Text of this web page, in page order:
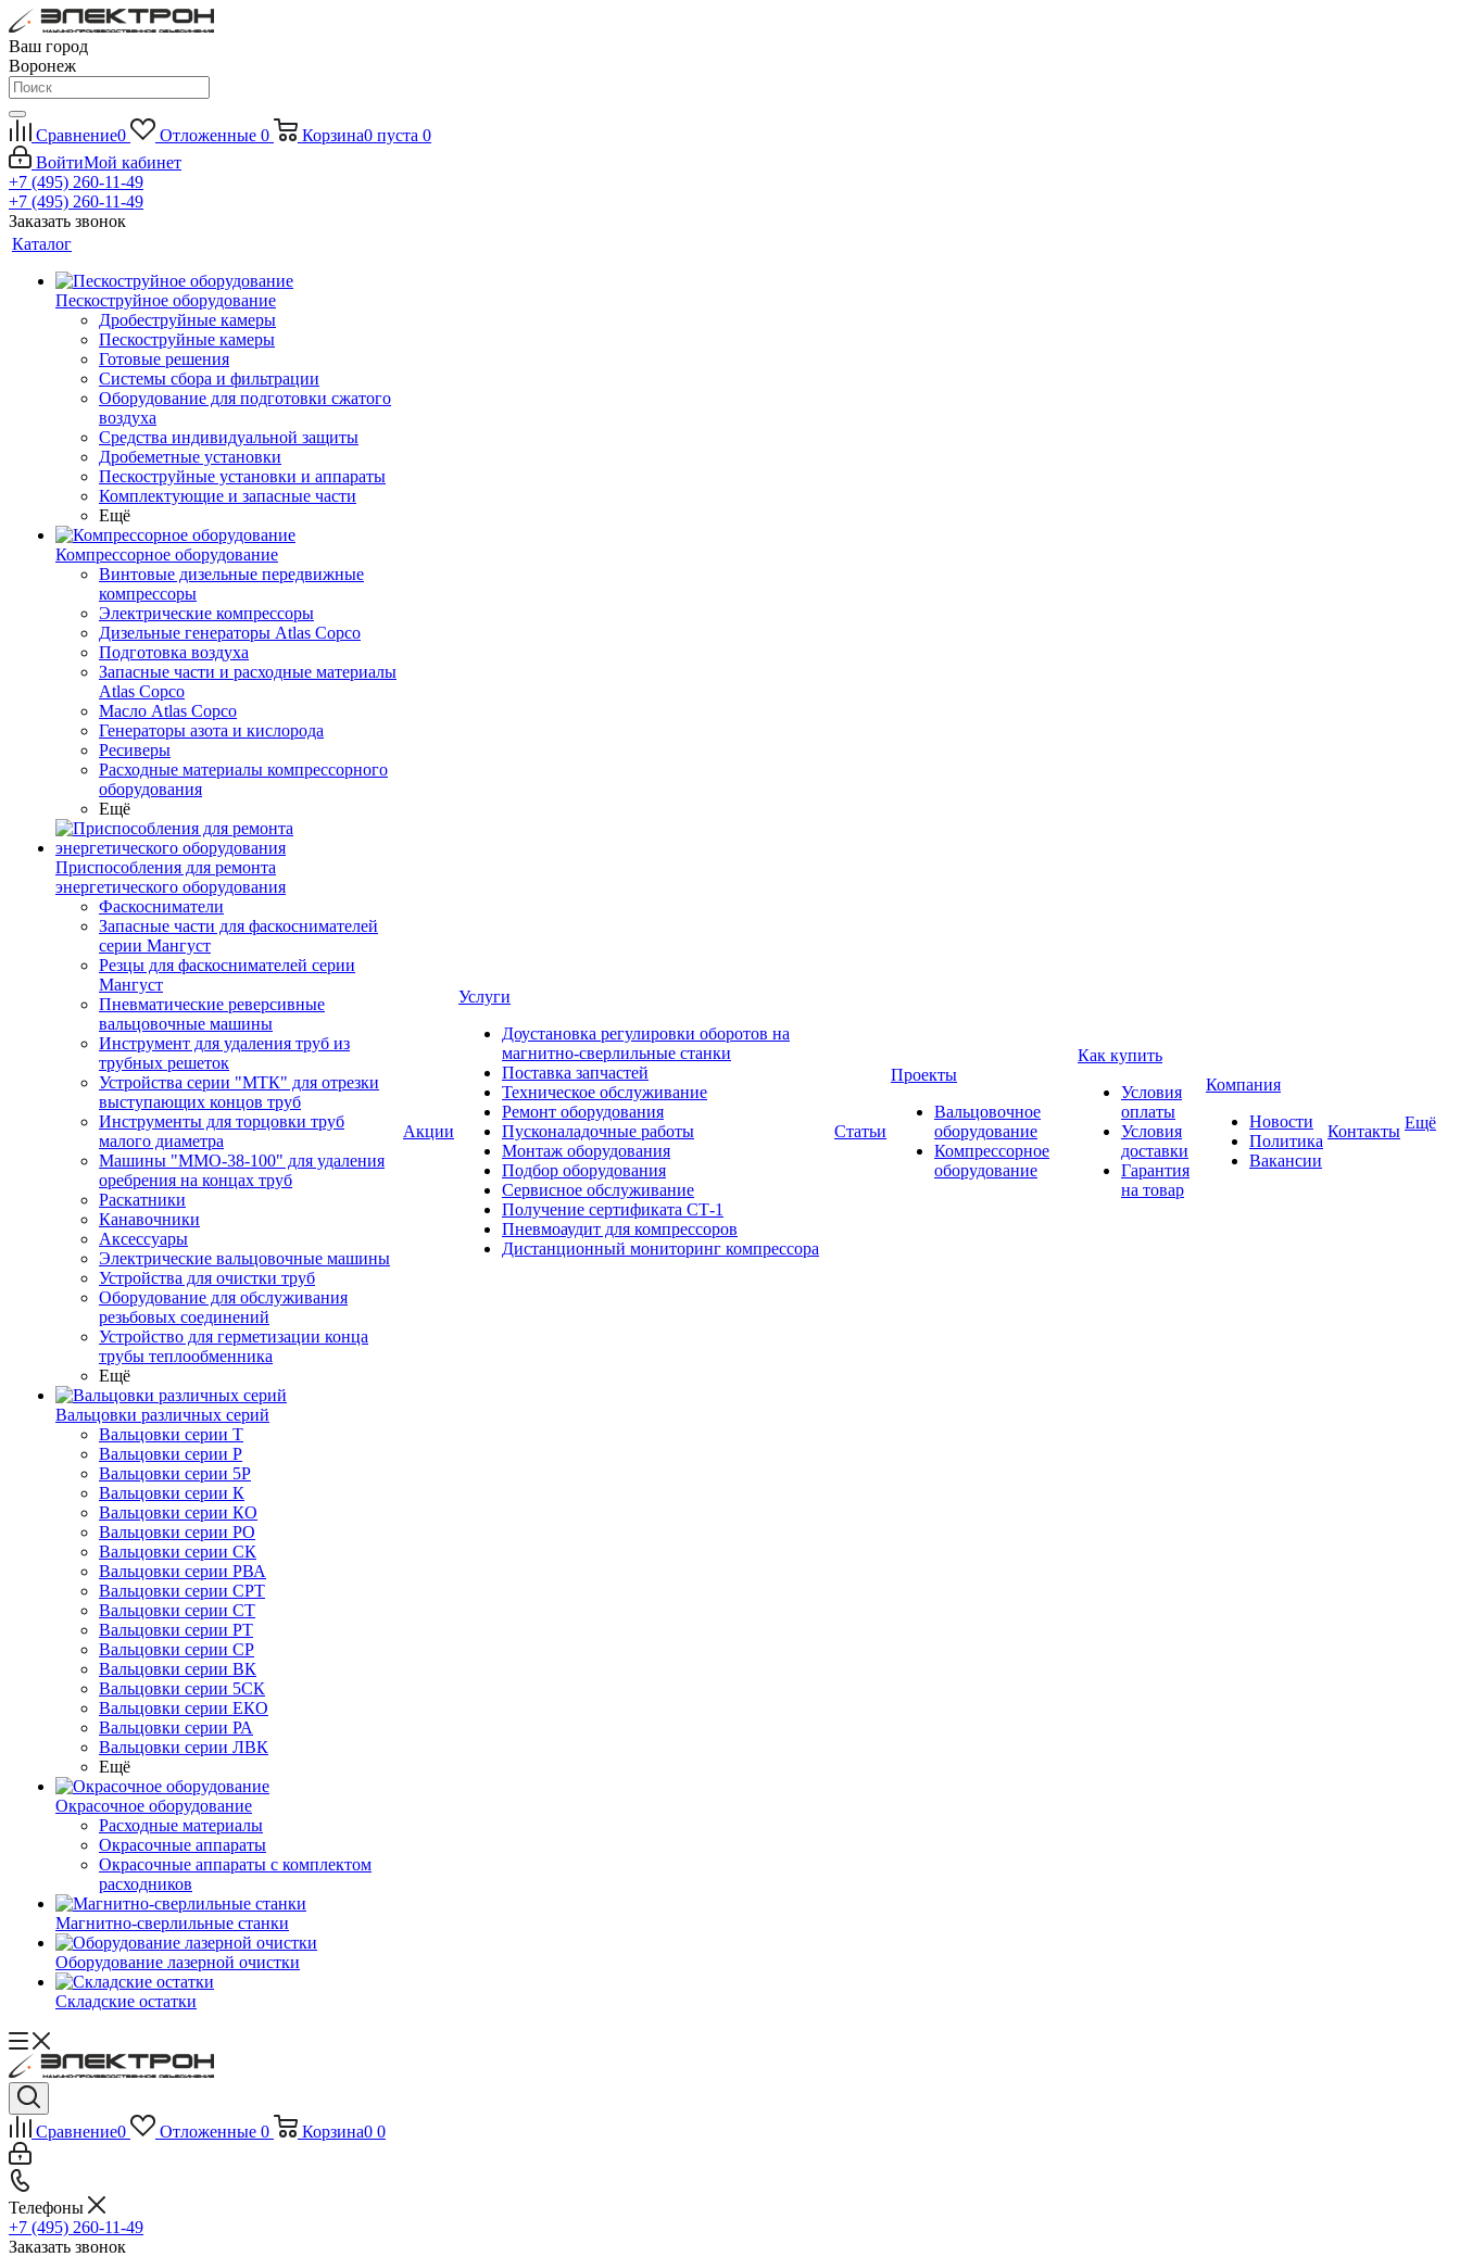
Ваш город
Воронеж
Сравнение0 Отложенные 0 Корзина0 пуста 0
ВойтиМой кабинет
+7 (495) 260-11-49
+7 (495) 260-11-49
Заказать звонок
Каталог
Пескоструйное оборудование
Дробеструйные камеры
Пескоструйные камеры
Готовые решения
Системы сбора и фильтрации
Оборудование для подготовки сжатого
воздуха
Средства индивидуальной защиты
Дробеметные установки
Пескоструйные установки и аппараты
Комплектующие и запасные части
Ещё
Компрессорное оборудование
Винтовые дизельные передвижные
компрессоры
Электрические компрессоры
Дизельные генераторы Atlas Copco
Подготовка воздуха
Запасные части и расходные материалы
Atlas Copco
Масло Atlas Copco
Генераторы азота и кислорода
Ресиверы
Расходные материалы компрессорного
оборудования
Ещё
Приспособления для ремонта
энергетического оборудования
Фаскосниматели
Запасные части для фаскоснимателей
серии Мангуст
Резцы для фаскоснимателей серии
Мангуст
Пневматические реверсивные
вальцовочные машины
Инструмент для удаления труб из
трубных решеток
Устройства серии "МТК" для отрезки
выступающих концов труб
Инструменты для торцовки труб
малого диаметра
Машины "ММО-38-100" для удаления
оребрения на концах труб
Раскатники
Канавочники
Аксессуары
Электрические вальцовочные машины
Устройства для очистки труб
Оборудование для обслуживания
резьбовых соединений
Устройство для герметизации конца
трубы теплообменника
Ещё
Вальцовки различных серий
Вальцовки серии Т
Вальцовки серии Р
Вальцовки серии 5Р
Вальцовки серии К
Вальцовки серии КО
Вальцовки серии РО
Вальцовки серии СК
Вальцовки серии РВА
Вальцовки серии СРТ
Вальцовки серии СТ
Вальцовки серии РТ
Вальцовки серии СР
Вальцовки серии ВК
Вальцовки серии 5СК
Вальцовки серии ЕКО
Вальцовки серии РА
Вальцовки серии ЛВК
Ещё
Окрасочное оборудование
Расходные материалы
Окрасочные аппараты
Окрасочные аппараты с комплектом
расходников
Магнитно-сверлильные станки
Оборудование лазерной очистки
Складские остатки
Акции
Услуги
Доустановка регулировки оборотов на
магнитно-сверлильные станки
Поставка запчастей
Техническое обслуживание
Ремонт оборудования
Пусконаладочные работы
Монтаж оборудования
Подбор оборудования
Сервисное обслуживание
Получение сертификата СТ-1
Пневмоаудит для компрессоров
Дистанционный мониторинг компрессора
Статьи
Проекты
Вальцовочное
оборудование
Компрессорное
оборудование
Как купить
Условия
оплаты
Условия
доставки
Гарантия
на товар
Компания
Новости
Политика
Вакансии
Контакты Ещё
Сравнение0 Отложенные 0 Корзина0 0
Телефоны
+7 (495) 260-11-49
Заказать звонок